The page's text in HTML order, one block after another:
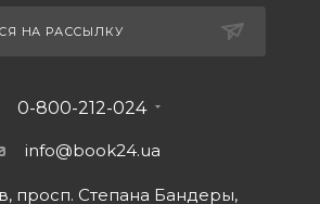
НА РАССЫЛКУ
0-800-212-024
info@book24.ua
просп. Степана Бандеры,